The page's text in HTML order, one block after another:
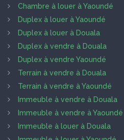
Chambre à louer à Yaoundé
Duplex à louer à Yaoundé
Duplex à louer à Douala
Duplex à vendre à Douala
Duplex à vendre Yaoundé
Terrain à vendre à Douala
Terrain à vendre à Yaoundé
Immeuble à vendre à Douala
Immeuble à vendre à Yaoundé
Immeuble à louer à Douala